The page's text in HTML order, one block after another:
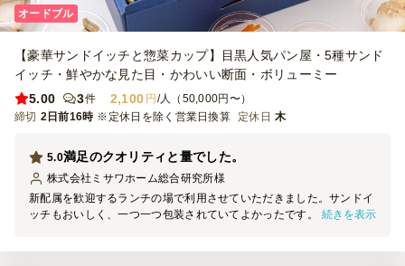
オードブル
【豪華サンドイッチと惣菜カップ】目黒人気パン屋・5種サンド
イッチ・鮮やかな見た目・かわいい断面・ボリューミー
5.00
3件 2,100 円 /人（50,000円〜）
締切 2日前16時 ※定休日を除く営業日換算 定休日 木
満足のクオリティと量でした。
5.0
株式会社ミサワホーム総合研究所様
新配属を歓迎するランチの場で利用させていただきました。サンドイ
ッチもおいしく、一つ一つ包装されていてよかったです。量も大人の
続きを表示